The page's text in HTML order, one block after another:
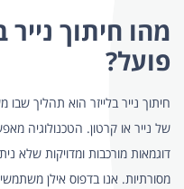
מהו חיתוך נייר
פועל?
חיתוך נייר בלייזר הוא תהליך
של נייר או קרטון. הטכנולוגיה
דוגמאות מורכבות ומדויקות שלא
מסורתיות. אנו בדפוס אילן